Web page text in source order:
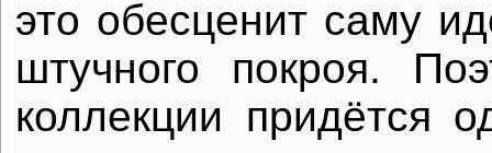
это обесценит саму
штучного покроя.
коллекции придётся